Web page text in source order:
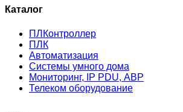
Каталог
ПЛКонтроллер
ПЛК
Автоматизация
Системы умного дома
Мониторинг, IP PDU, АВР
Телеком оборудование